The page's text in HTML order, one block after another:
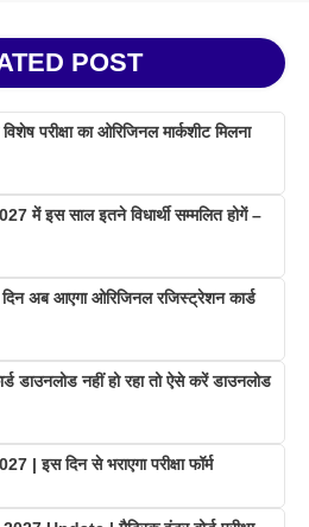
POST
परीक्षा का ओरिजिनल मार्कशीट मिलना
में इस साल इतने विधार्थी सम्मलित होगें –
अब आएगा ओरिजिनल रजिस्ट्रेशन कार्ड
डाउनलोड नहीं हो रहा तो ऐसे करें डाउनलोड
| इस दिन से भराएगा परीक्षा फॉर्म